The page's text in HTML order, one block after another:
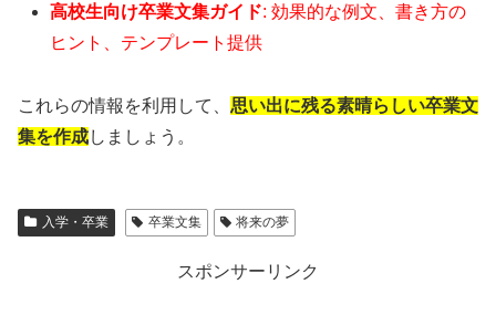
高校生向け卒業文集ガイド: 効果的な例文、書き方の
ヒント、テンプレート提供
これらの情報を利用して、 思い出に残る素晴らしい卒業文
集を作成しましょう。
入学・卒業 卒業文集 将来の夢
スポンサーリンク